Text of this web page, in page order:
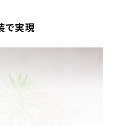
で実現